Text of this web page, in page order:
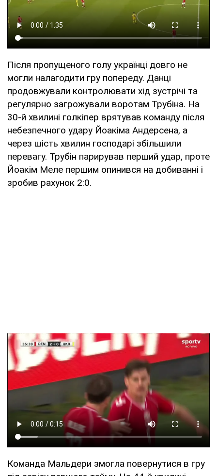
Після пропущеного голу українці довго не
могли налагодити гру попереду. Данці
продовжували контролювати хід зустрічі та
регулярно загрожували воротам Трубіна. На
30-й хвилині голкіпер врятував команду після
небезпечного удару Йоакіма Андерсена, а
через шість хвилин господарі збільшили
перевагу. Трубін парирував перший удар, проте
Йоакім Меле першим опинився на добиванні і
зробив рахунок 2:0.
Команда Мальдери змогла повернутися в гру